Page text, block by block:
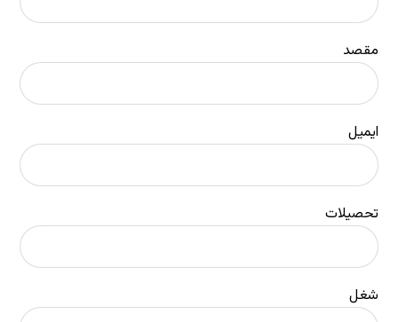
مقصد
ایمیل
تحصیلات
شغل